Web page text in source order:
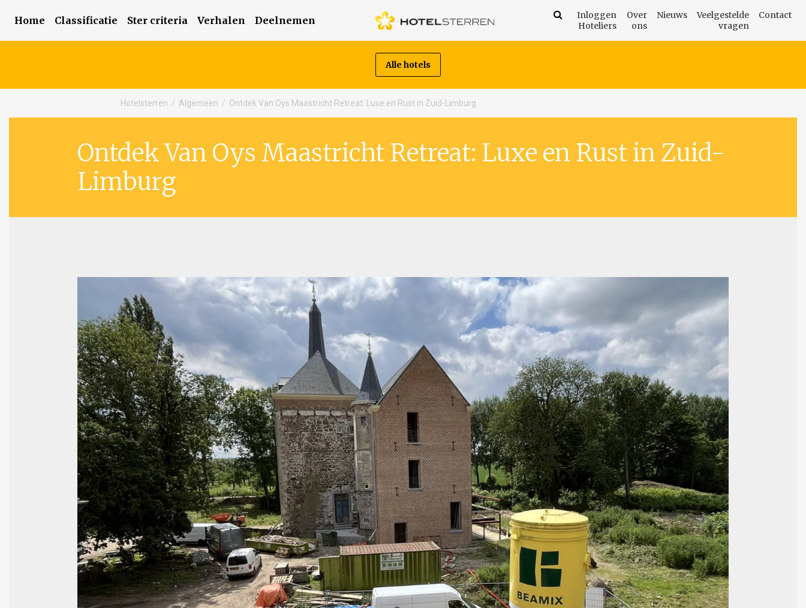
Home Classificatie Ster criteria Verhalen Deelnemen
Inloggen
Hoteliers
Over
ons
Nieuws
Veelgestelde
vragen
Contact
Alle hotels
Hotelsterren / Algemeen / Ontdek Van Oys Maastricht Retreat: Luxe en Rust in Zuid-Limburg
Ontdek Van Oys Maastricht Retreat: Luxe en Rust in Zuid-
Limburg